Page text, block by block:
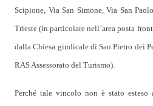
Scipione, Via San Simone, Via San
Trieste (in particolare nell’area posta
dalla Chiesa giudicale di San Pietro dei
RAS Assessorato del Turismo).
Perché tale vincolo non è stato esteso